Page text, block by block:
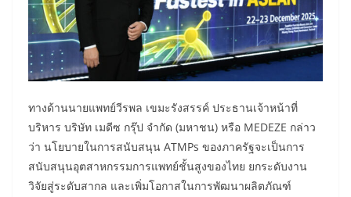
ทางด้านนายแพทย์วีรพล เขมะรังสรรค์ ประธานเจ้าหน้าที่
บริหาร บริษัท เมดีซ กรุ๊ป จำกัด (มหาชน) หรือ MEDEZE กล่าว
ว่า นโยบายในการสนับสนุน ATMPs ของภาครัฐจะเป็นการ
สนับสนุนอุตสาหกรรมการแพทย์ชั้นสูงของไทย ยกระดับงาน
วิจัยสู่ระดับสากล และเพิ่มโอกาสในการพัฒนาผลิตภัณฑ์